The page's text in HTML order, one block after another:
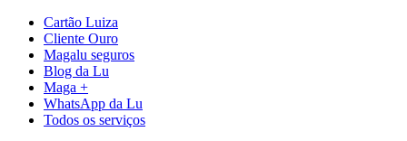
Cartão Luiza
Cliente Ouro
Magalu seguros
Blog da Lu
Maga +
WhatsApp da Lu
Todos os serviços